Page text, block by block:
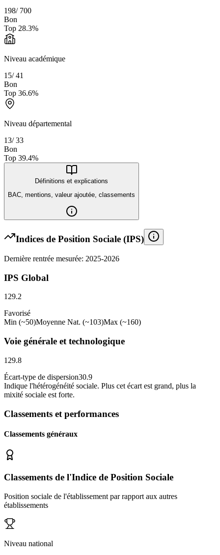
198/ 700
Bon
Top 28.3%
Niveau académique
15/41
Bon
Top 36.6%
Niveau départemental
13/33
Bon
Top 39.4%
Définitions et explications
BAC, mentions, valeur ajoutée, classements
Indices de Position Sociale (IPS)
Dernière rentrée mesurée: 2025-2026
IPS Global
129.2
Favorisé
Min (~50)Moyenne Nat. (~103)Max (~160)
Voie générale et technologique
129.8
Écart-type de dispersion30.9
Indique l'hétérogénéité sociale. Plus cet écart est grand, plus la
mixité sociale est forte.
Classements et performances
Classements généraux
Classements de l'Indice de Position Sociale
Position sociale de l'établissement par rapport aux autres
établissements
Niveau national